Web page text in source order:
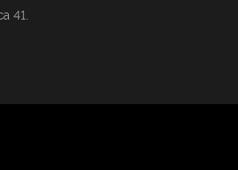
41.